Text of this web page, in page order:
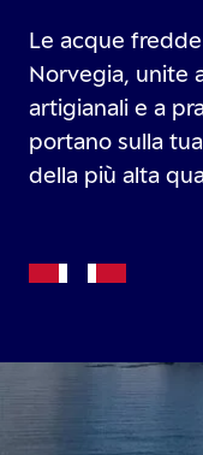
Le acque
Norvegia, unite
artigianali e a
portano sulla
della più alta